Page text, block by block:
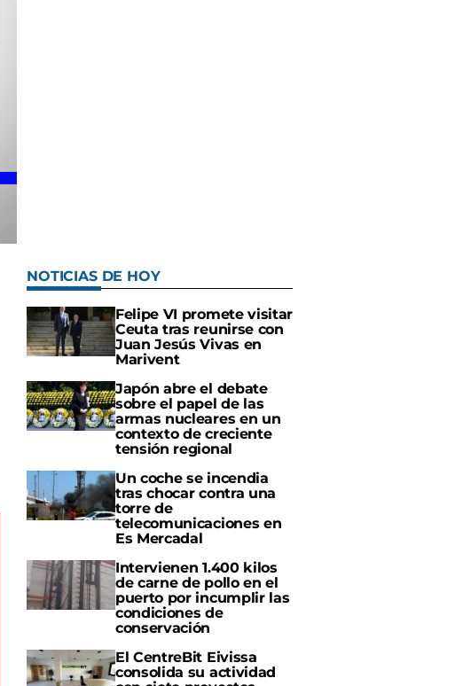
NOTICIAS DE HOY
Felipe VI promete visitar
Ceuta tras reunirse con
Juan Jesús Vivas en
Marivent
Japón abre el debate
sobre el papel de las
armas nucleares en un
contexto de creciente
tensión regional
Un coche se incendia
tras chocar contra una
torre de
telecomunicaciones en
Es Mercadal
Intervienen 1.400 kilos
de carne de pollo en el
puerto por incumplir las
condiciones de
conservación
El CentreBit Eivissa
consolida su actividad